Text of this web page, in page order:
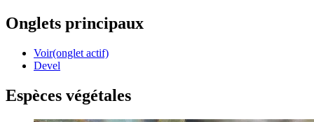
Onglets principaux
Voir(onglet actif)
Devel
Espèces végétales